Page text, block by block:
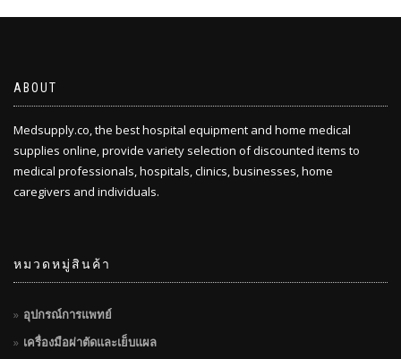
ABOUT
Medsupply.co, the best hospital equipment and home medical
supplies online, provide variety selection of discounted items to
medical professionals, hospitals, clinics, businesses, home
caregivers and individuals.
หมวดหมู่สินค้า
อุปกรณ์การแพทย์
เครื่องมือผ่าตัดและเย็บแผล